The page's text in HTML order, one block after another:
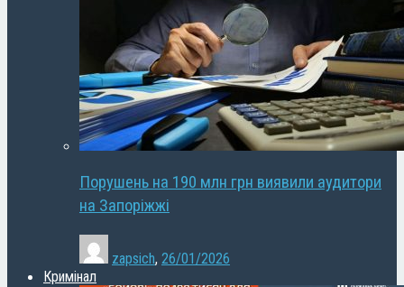
Порушень на 190 млн грн виявили аудитори
на Запоріжжі
zapsich, 26/01/2026
Кримінал